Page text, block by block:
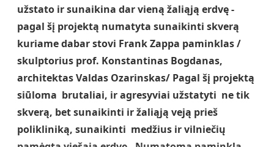
užstato ir sunaikina dar vieną žaliąją erdvę-
pagal šį projektą numatyta sunaikinti skverą
kuriame dabar stovi Frank Zappa paminklas /
skulptorius prof. Konstantinas Bogdanas,
architektas Valdas Ozarinskas/ Pagal šį projektą
siūloma brutaliai, ir agresyviai užstatyti ne tik
skverą, bet sunaikinti ir žaliąją veją prieš
polikliniką, sunaikinti medžius ir vilniečių